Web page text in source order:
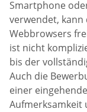
Smartphone
verwendet,
Webbrowsers
ist nicht
bis der
Auch die
einer
Aufmerksamkeit